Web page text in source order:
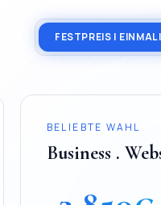
FESTPREIS |
BELIEBTE WAHL
Business .